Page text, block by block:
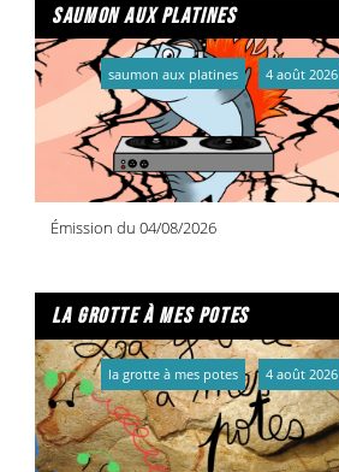
saumon aux platines
Émission du 04/08/2026
saumon aux platines 4 août 2026
la grotte à mes potes
la grotte à mes potes 4 août 2026